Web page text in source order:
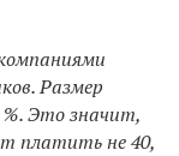
Размер
%. Это значит,
платить не 40,